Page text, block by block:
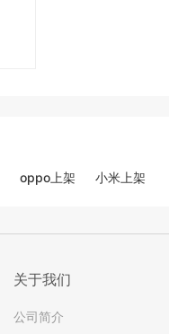
oppo上架 小米上架
关于我们
公司简介